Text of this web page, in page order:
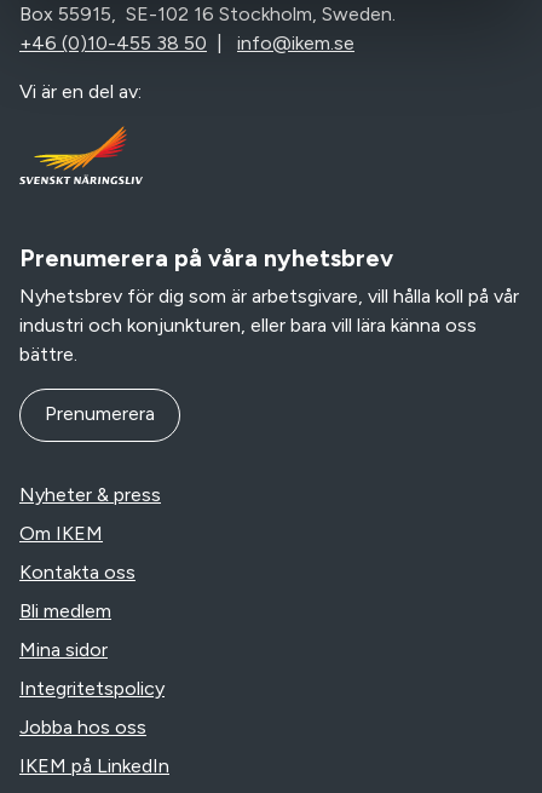
Box 55915, SE-102 16 Stockholm, Sweden.
+46 (0)10-455 38 50
info@ikem.se
Vi är en del av:
Prenumerera på våra nyhetsbrev
Nyhetsbrev för dig som är arbetsgivare, vill hålla koll på vår
industri och konjunkturen, eller bara vill lära känna oss
bättre.
Prenumerera
Nyheter & press
Om IKEM
Kontakta oss
Bli medlem
Mina sidor
Integritetspolicy
Jobba hos oss
IKEM på LinkedIn